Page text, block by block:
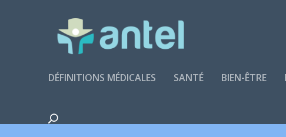
DÉFINITIONS MÉDICALES SANTÉ BIEN-ÊTRE